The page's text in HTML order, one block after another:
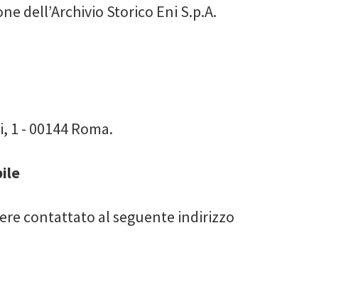
dell’Archivio Storico Eni S.p.A.
- 00144 Roma.
contattato al seguente indirizzo